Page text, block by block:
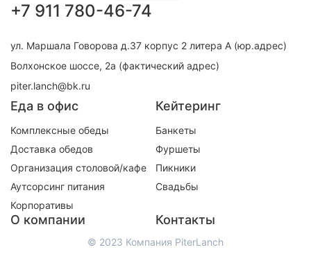
+7 911 780-46-74
Еда в офис
Комплексные обеды
Доставка обедов
Организация столовой/кафе
Аутсорсинг питания
Корпоративы
Кейтеринг
Банкеты
Фуршеты
Пикники
Свадьбы
О компании Контакты
ул. Маршала Говорова д.37 корпус 2 литера А (юр.адрес)
Волхонское шоссе, 2а (фактический адрес)
piter.lanch@bk.ru
© 2023 Компания PiterLanch